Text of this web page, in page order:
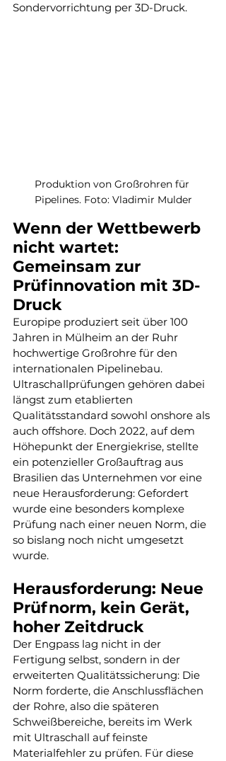
Sondervorrichtung per 3D-Druck.
Produktion von Großrohren für
Pipelines. Foto: Vladimir Mulder
Wenn der Wettbewerb
nicht wartet:
Gemeinsam zur
Prüfinnovation mit 3D-
Druck
Europipe produziert seit über 100
Jahren in Mülheim an der Ruhr
hochwertige Großrohre für den
internationalen Pipelinebau.
Ultraschallprüfungen gehören dabei
längst zum etablierten
Qualitätsstandard sowohl onshore als
auch offshore. Doch 2022, auf dem
Höhepunkt der Energiekrise, stellte
ein potenzieller Großauftrag aus
Brasilien das Unternehmen vor eine
neue Herausforderung: Gefordert
wurde eine besonders komplexe
Prüfung nach einer neuen Norm, die
so bislang noch nicht umgesetzt
wurde.
Herausforderung: Neue
Prüfnorm, kein Gerät,
hoher Zeitdruck
Der Engpass lag nicht in der
Fertigung selbst, sondern in der
erweiterten Qualitätssicherung: Die
Norm forderte, die Anschlussflächen
der Rohre, also die späteren
Schweißbereiche, bereits im Werk
mit Ultraschall auf feinste
Materialfehler zu prüfen. Für diese